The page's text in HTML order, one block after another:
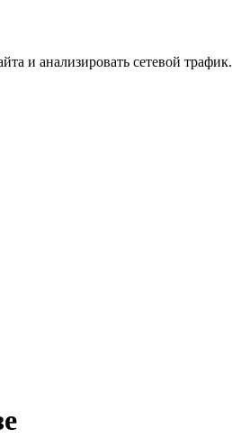
и анализировать сетевой трафик.